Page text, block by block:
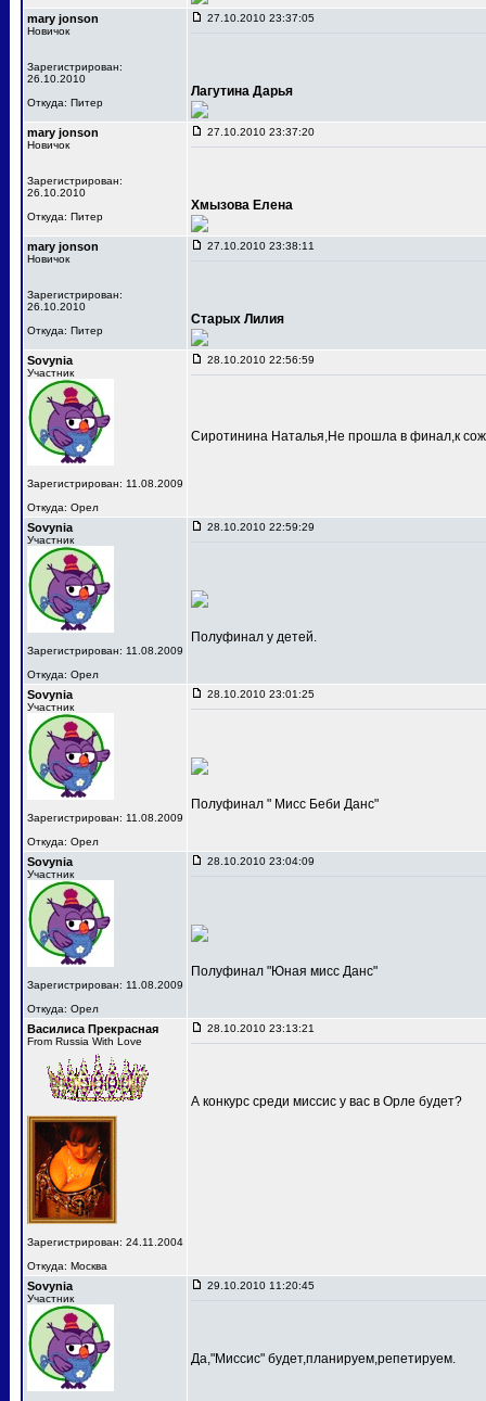
mary jonson
Новичок
Зарегистрирован:
26.10.2010
Откуда: Питер
27.10.2010 23:37:05
Лагутина Дарья
mary jonson
Новичок
Зарегистрирован:
26.10.2010
Откуда: Питер
27.10.2010 23:37:20
Хмызова Елена
mary jonson
Новичок
Зарегистрирован:
26.10.2010
Откуда: Питер
27.10.2010 23:38:11
Старых Лилия
Sovynia
Участник
Зарегистрирован: 11.08.2009
Откуда: Орел
28.10.2010 22:56:59
Сиротинина Наталья,Не прошла в финал,к
Sovynia
Участник
Зарегистрирован: 11.08.2009
Откуда: Орел
28.10.2010 22:59:29
Полуфинал у детей.
Sovynia
Участник
Зарегистрирован: 11.08.2009
Откуда: Орел
28.10.2010 23:01:25
Полуфинал " Мисс Беби Данс"
Sovynia
Участник
Зарегистрирован: 11.08.2009
Откуда: Орел
28.10.2010 23:04:09
Полуфинал "Юная мисс Данс"
Василиса Прекрасная
From Russia With Love
Зарегистрирован: 24.11.2004
Откуда: Москва
28.10.2010 23:13:21
А конкурс среди миссис у вас в Орле будет?
Sovynia
Участник
29.10.2010 11:20:45
Да,"Миссис" будет,планируем,репетируем.